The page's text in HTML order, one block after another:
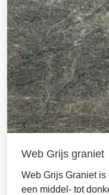
Web Grijs graniet
Web Grijs Graniet
een middel- tot